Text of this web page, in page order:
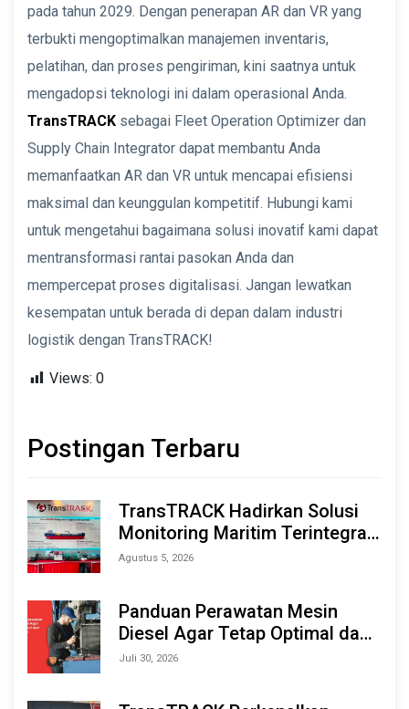
pada tahun 2029. Dengan penerapan AR dan VR yang
terbukti mengoptimalkan manajemen inventaris,
pelatihan, dan proses pengiriman, kini saatnya untuk
mengadopsi teknologi ini dalam operasional Anda.
TransTRACK sebagai Fleet Operation Optimizer dan
Supply Chain Integrator dapat membantu Anda
memanfaatkan AR dan VR untuk mencapai efisiensi
maksimal dan keunggulan kompetitif. Hubungi kami
untuk mengetahui bagaimana solusi inovatif kami dapat
mentransformasi rantai pasokan Anda dan
mempercepat proses digitalisasi. Jangan lewatkan
kesempatan untuk berada di depan dalam industri
logistik dengan TransTRACK!
Views: 0
Postingan Terbaru
TransTRACK Hadirkan Solusi
Monitoring Maritim Terintegrasi
Berbasis AI & IoT di Indonesia
Agustus 5, 2026
Panduan Perawatan Mesin
Diesel Agar Tetap Optimal dan
Tahan Lama
Juli 30, 2026